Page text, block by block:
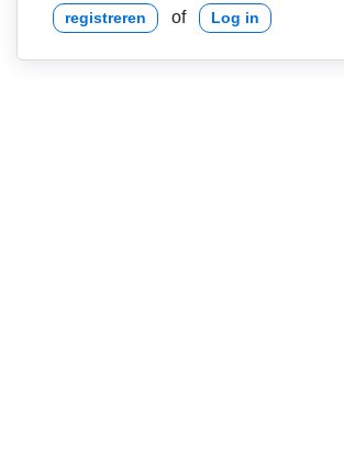
registreren of Log in